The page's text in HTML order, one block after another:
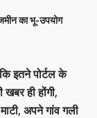
का भू-उपयोग
इतने पोर्टल के
ही होंगी,
अपने गांव गली